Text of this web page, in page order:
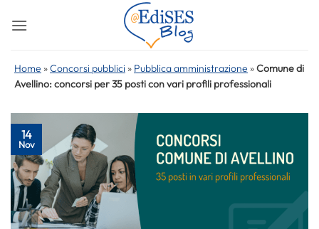
Home »Concorsi pubblici » Pubblica amministrazione »Comune di
Avellino: concorsi per 35 posti con vari profili professionali
14
Nov